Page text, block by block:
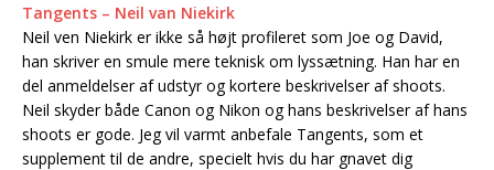
Tangents – Neil van Niekirk
Neil ven Niekirk er ikke så højt profileret som Joe og David,
han skriver en smule mere teknisk om lyssætning. Han har en
del anmeldelser af udstyr og kortere beskrivelser af shoots.
Neil skyder både Canon og Nikon og hans beskrivelser af hans
shoots er gode. Jeg vil varmt anbefale Tangents, som et
supplement til de andre, specielt hvis du har gnavet dig